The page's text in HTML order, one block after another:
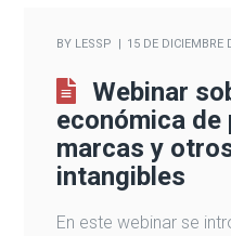
BY LESSP 15 DE DICIEMBRE
Webinar
económica de
marcas y
intangibles
En este webinar se